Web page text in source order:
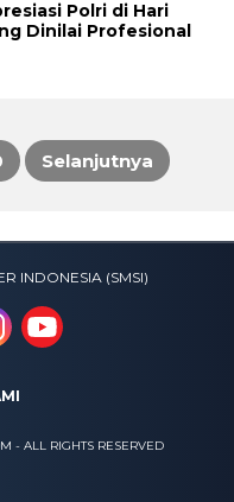
Polri di Hari
Dinilai Profesional
Selanjutnya
INDONESIA (SMSI)
- ALL RIGHTS RESERVED